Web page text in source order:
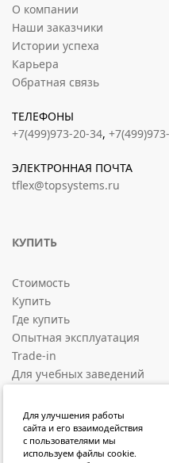
О компании
Наши заказчики
Истории успеха
Карьера
Обратная связь
ТЕЛЕФОНЫ
+7(499)973-20-34,
ЭЛЕКТРОННАЯ ПОЧТА
tflex@topsystems.ru
КУПИТЬ
Стоимость
Купить
Где купить
Опытная эксплуатация
Trade-in
Для учебных заведений
СОЦИАЛЬНЫЕ ПЛОЩАДКИ
ВКонтакте
Для улучшения работы
сайта и его взаимодействия
с пользователями мы
используем файлы cookie.